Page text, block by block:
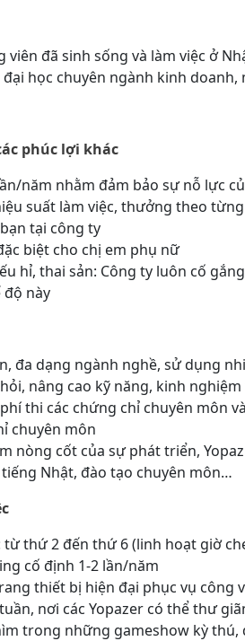
đã sinh sống và làm việc ở
học chuyên ngành kinh doanh,
phúc lợi khác
năm nhằm đảm bảo sự nỗ lực
suất làm việc, thưởng theo
tại công ty
biệt cho chị em phụ nữ
hỉ, thai sản: Công ty luôn cố
độ này
đa dạng ngành nghề, sử dụng
nâng cao kỹ năng, kinh
thi các chứng chỉ chuyên môn
chuyên môn
nòng cốt của sự phát triển,
Nhật, đào tạo chuyên môn…
từ thứ 2 đến thứ 6 (linh hoạt giờ
cố định 1-2 lần/năm
thiết bị hiện đại phục vụ công
nơi các Yopazer có thể thư
trong những gameshow kỳ